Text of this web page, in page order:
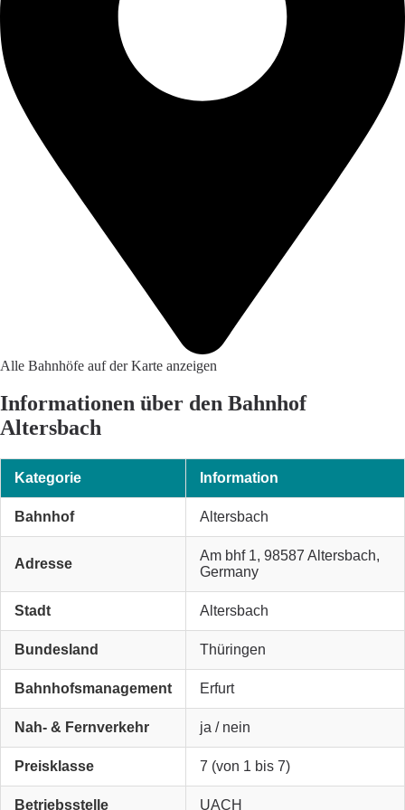
Alle Bahnhöfe auf der Karte anzeigen
Informationen über den Bahnhof
Altersbach
Kategorie Information
Bahnhof Altersbach
Adresse
Am bhf 1, 98587 Altersbach,
Germany
Stadt Altersbach
Bundesland Thüringen
Bahnhofsmanagement Erfurt
Nah- & Fernverkehr ja / nein
Preisklasse 7 (von 1 bis 7)
Betriebsstelle UACH